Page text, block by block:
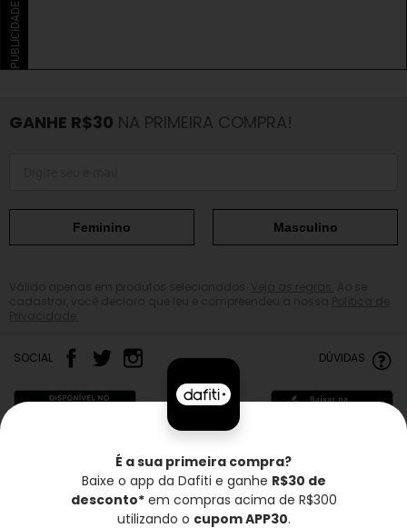
PUBLICIDADE
GANHE R$30 NA PRIMEIRA COMPRA!
Feminino Masculino
SOCIAL DÚVIDAS
Frete grátis* Troca grátis Entrega rápida
É a sua primeira compra?
Baixe o app da Dafiti e ganhe R$30 de
desconto*em compras acima de R$300
utilizando o cupom APP30.